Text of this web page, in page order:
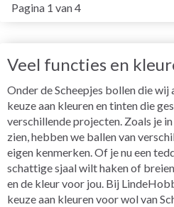
Pagina 1 van 4
Veel functies en
Onder de Scheepjes bollen die wij
keuze aan kleuren en tinten die
verschillende projecten. Zoals je
zien, hebben we ballen van
eigen kenmerken. Of je nu een
schattige sjaal wilt haken of
en de kleur voor jou. Bij
keuze aan kleuren voor wol van